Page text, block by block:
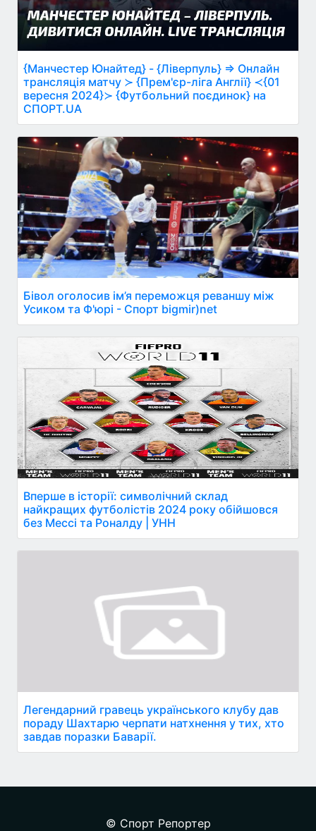
{Манчестер Юнайтед} - {Ліверпуль} ⇒ Онлайн
трансляція матчу ≻ {Прем'єр-ліга Англії} ≺{01
вересня 2024}≻ {Футбольний поєдинок} на
СПОРТ.UA
Бівол оголосив ім’я переможця реваншу між
Усиком та Ф'юрі - Спорт bigmir)net
Вперше в історії: символічний склад
найкращих футболістів 2024 року обійшовся
без Мессі та Роналду | УНН
Легендарний гравець українського клубу дав
пораду Шахтарю черпати натхнення у тих, хто
завдав поразки Баварії.
© Спорт Репортер